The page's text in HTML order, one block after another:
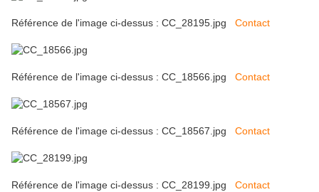
Référence de l'image ci-dessus : CC_28195.jpg Contact
Référence de l'image ci-dessus : CC_18566.jpg Contact
Référence de l'image ci-dessus : CC_18567.jpg Contact
Référence de l'image ci-dessus : CC_28199.jpg Contact